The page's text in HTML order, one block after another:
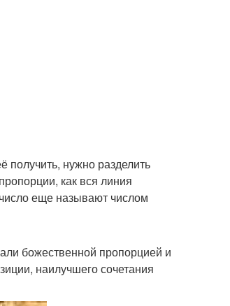
нужно разделить
как вся линия
еще называют числом
божественной пропорцией и
наилучшего сочетания